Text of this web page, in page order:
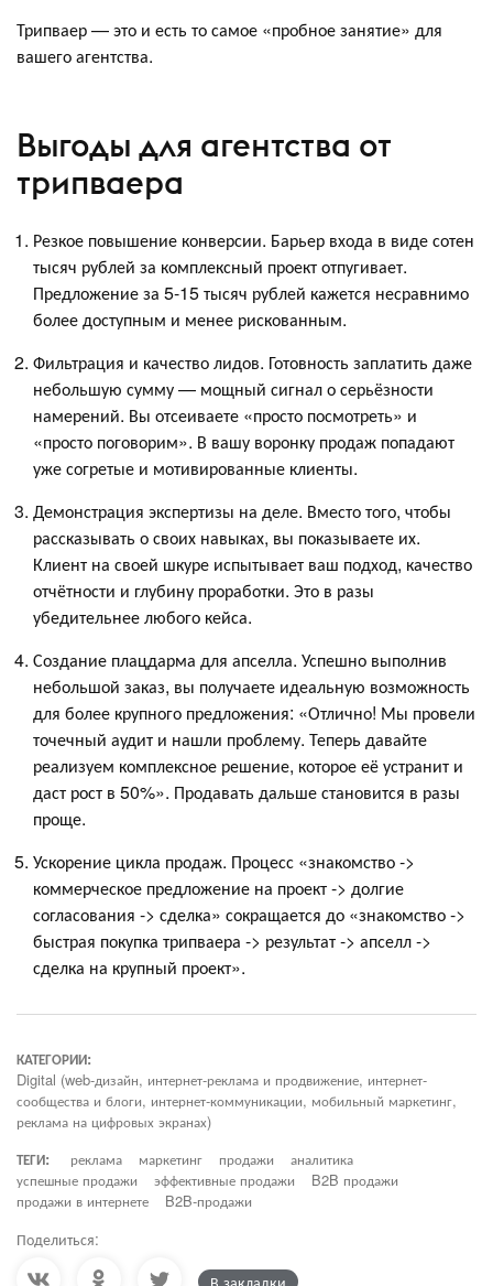
Трипваер — это и есть то самое «пробное занятие» для
вашего агентства.
Выгоды для агентства от
трипваера
Резкое повышение конверсии. Барьер входа в виде сотен
тысяч рублей за комплексный проект отпугивает.
Предложение за 5-15 тысяч рублей кажется несравнимо
более доступным и менее рискованным.
Фильтрация и качество лидов. Готовность заплатить даже
небольшую сумму — мощный сигнал о серьёзности
намерений. Вы отсеиваете «просто посмотреть» и
«просто поговорим». В вашу воронку продаж попадают
уже согретые и мотивированные клиенты.
Демонстрация экспертизы на деле. Вместо того, чтобы
рассказывать о своих навыках, вы показываете их.
Клиент на своей шкуре испытывает ваш подход, качество
отчётности и глубину проработки. Это в разы
убедительнее любого кейса.
Создание плацдарма для апселла. Успешно выполнив
небольшой заказ, вы получаете идеальную возможность
для более крупного предложения: «Отлично! Мы провели
точечный аудит и нашли проблему. Теперь давайте
реализуем комплексное решение, которое её устранит и
даст рост в 50%». Продавать дальше становится в разы
проще.
Ускорение цикла продаж. Процесс «знакомство ->
коммерческое предложение на проект -> долгие
согласования -> сделка» сокращается до «знакомство ->
быстрая покупка трипваера -> результат -> апселл ->
сделка на крупный проект».
КАТЕГОРИИ:
Digital (web-дизайн, интернет-реклама и продвижение, интернет-
сообщества и блоги, интернет-коммуникации, мобильный маркетинг,
реклама на цифровых экранах)
ТЕГИ:
реклама маркетинг продажи
аналитика
успешные продажи
эффективные продажи
B2B продажи
продажи в интернете
B2B-продажи
Поделиться:
В закладки